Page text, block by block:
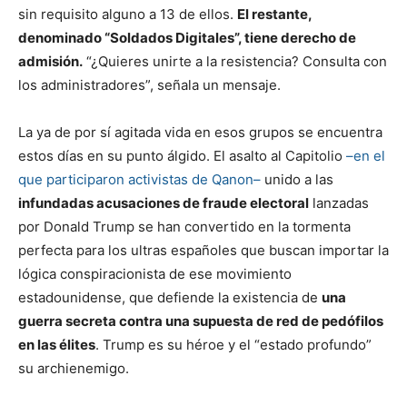
sin requisito alguno a 13 de ellos. El restante,
denominado “Soldados Digitales”, tiene derecho de
admisión. “¿Quieres unirte a la resistencia? Consulta con
los administradores”, señala un mensaje.
La ya de por sí agitada vida en esos grupos se encuentra
estos días en su punto álgido. El asalto al Capitolio –en el
que participaron activistas de Qanon– unido a las
infundadas acusaciones de fraude electoral lanzadas
por Donald Trump se han convertido en la tormenta
perfecta para los ultras españoles que buscan importar la
lógica conspiracionista de ese movimiento
estadounidense, que defiende la existencia de una
guerra secreta contra una supuesta de red de pedófilos
en las élites. Trump es su héroe y el “estado profundo”
su archienemigo.